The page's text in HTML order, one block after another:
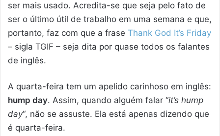
ser mais usado. Acredita-se que seja pelo fato de
ser o último útil de trabalho em uma semana e que,
portanto, faz com que a frase Thank God It’s Friday
– sigla TGIF – seja dita por quase todos os falantes
de inglês.
A quarta-feira tem um apelido carinhoso em inglês:
hump day. Assim, quando alguém falar “it’s hump
day“, não se assuste. Ela está apenas dizendo que
é quarta-feira.